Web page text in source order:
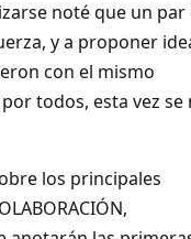
noté que un par
y a proponer
con el mismo
todos, esta vez se
los principales